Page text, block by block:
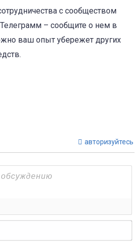
с сообществом
– сообщите о нем в
ваш опыт убережет других
авторизуйтесь